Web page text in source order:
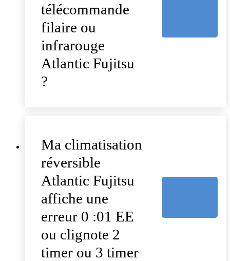
télécommande
filaire ou
infrarouge
Atlantic Fujitsu
?
Ma climatisation
réversible
Atlantic Fujitsu
affiche une
erreur 0 :01 EE
ou clignote 2
timer ou 3 timer